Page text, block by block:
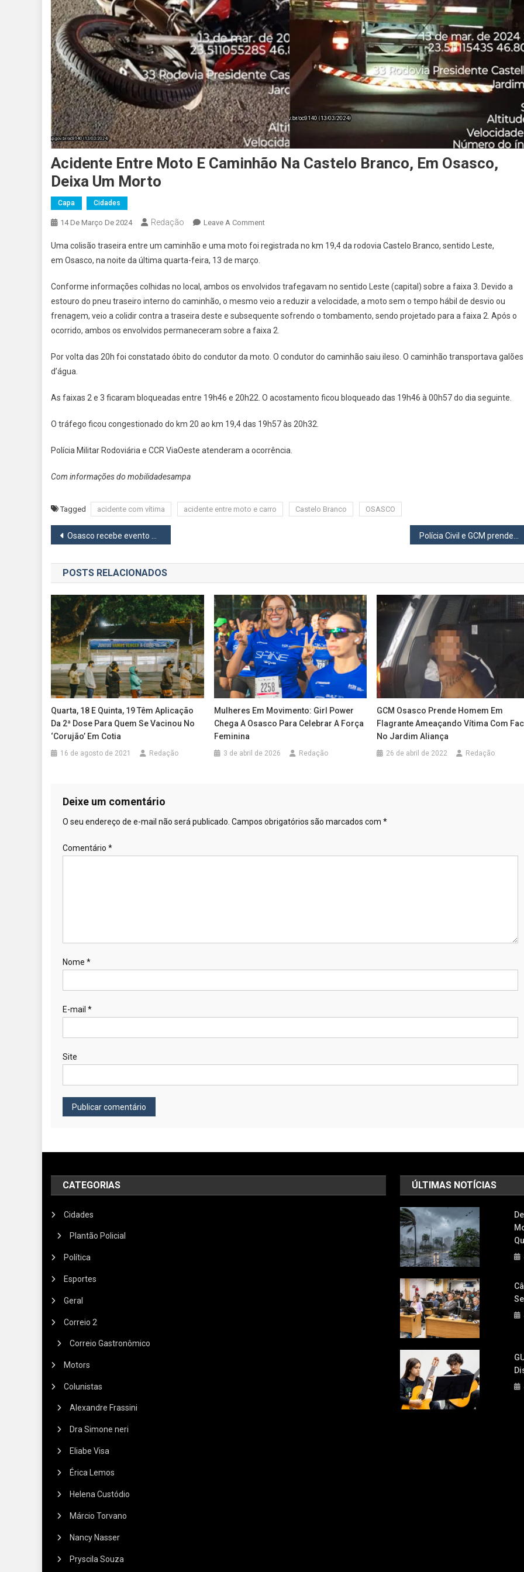
Acidente Entre Moto E Caminhão Na Castelo Branco, Em Osasco,
Deixa Um Morto
Capa Cidades
14 De Março De 2024 Redação Leave A CommentOn
Entre
Caminhão
Na
Castelo
Branco,
Osasco,
Morto
Uma colisão traseira entre um caminhão e uma moto foi registrada no km 19,4 da rodovia Castelo Branco, sentido Leste,
em Osasco, na noite da última quarta-feira, 13 de março.
Conforme informações colhidas no local, ambos os envolvidos trafegavam no sentido Leste (capital) sobre a faixa 3. Devido a
estouro do pneu traseiro interno do caminhão, o mesmo veio a reduzir a velocidade, a moto sem o tempo hábil de desvio ou
frenagem, veio a colidir contra a traseira deste e subsequente sofrendo o tombamento, sendo projetado para a faixa 2. Após o
ocorrido, ambos os envolvidos permaneceram sobre a faixa 2.
Por volta das 20h foi constatado óbito do condutor da moto. O condutor do caminhão saiu ileso. O caminhão transportava galões
d’água.
As faixas 2 e 3 ficaram bloqueadas entre 19h46 e 20h22. O acostamento ficou bloqueado das 19h46 à 00h57 do dia seguinte.
O tráfego ficou congestionado do km 20 ao km 19,4 das 19h57 às 20h32.
Polícia Militar Rodoviária e CCR ViaOeste atenderam a ocorrência.
Com informações do mobilidadesampa
Tagged acidente com vítima acidente entre moto e carro Castelo Branco OSASCO
Navegação
de
Post
Osasco recebe evento de empreendedorismo feminino nesta sexta-feira (15)
POSTS RELACIONADOS
Quarta, 18 E Quinta, 19 Têm Aplicação
Da 2ª Dose Para Quem Se Vacinou No
‘corujão’ Em Cotia
16 de agosto de 2021 Redação
Mulheres Em Movimento: Girl Power
Chega A Osasco Para Celebrar A Força
Feminina
3 de abril de 2026 Redação
GCM Osasco Prende Homem Em
Flagrante Ameaçando Vítima Com
No Jardim Aliança
26 de abril de 2022 Redação
Deixe um comentário
O seu endereço de e-mail não será publicado. Campos obrigatórios são marcados com *
Comentário *
Nome *
E-mail *
Site
CATEGORIAS
Cidades
Plantão Policial
Política
Esportes
Geral
Correio 2
Correio Gastronômico
Motors
Colunistas
Alexandre Frassini
Dra Simone neri
Eliabe Visa
Érica Lemos
Helena Custódio
Márcio Torvano
Nancy Nasser
Pryscila Souza
ÚLTIMAS NOTÍCIAS